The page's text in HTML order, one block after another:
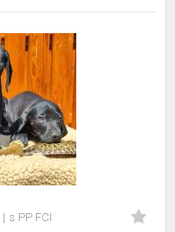
s PP FCI